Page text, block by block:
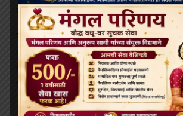
साक्षात्कार होतो.
उत्तरबोधी मुद्रा एक अंतर्दृष्टी प्रदान करते
तिला विविध मानसिक स्तरातून बाहेर काढतो ज्यामुळे
ग्रस्त आहेत. हे अनुक्रमे आत्मविश्वास आणि
करण्यात देखील मदत करते.